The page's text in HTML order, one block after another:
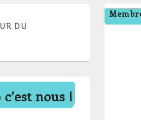
DU
nous !
Zone
principale
de